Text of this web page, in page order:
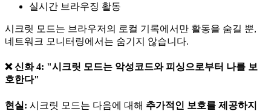
실시간 브라우징 활동
시크릿 모드는 브라우저의 로컬 기록에서만 활동을 숨길 뿐,
네트워크 모니터링에서는 숨기지 않습니다.
❌ 신화 4: "시크릿 모드는 악성코드와 피싱으로부터 나를 보
호한다"
현실: 시크릿 모드는 다음에 대해 추가적인 보호를 제공하지